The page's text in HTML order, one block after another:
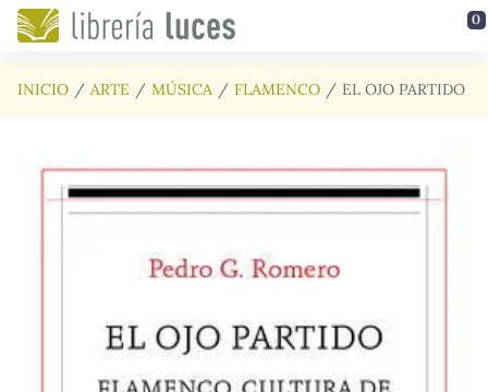
Saltar al contenido principal 0
INICIO ARTE MÚSICA FLAMENCO EL OJO PARTIDO